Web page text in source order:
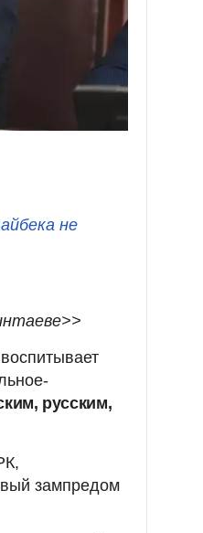
не
русским,
зампредом